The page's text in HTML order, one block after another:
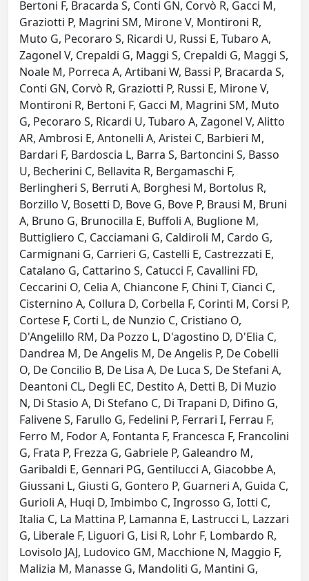
Bertoni F, Bracarda S, Conti GN, Corvò R, Gacci M,
Graziotti P, Magrini SM, Mirone V, Montironi R,
Muto G, Pecoraro S, Ricardi U, Russi E, Tubaro A,
Zagonel V, Crepaldi G, Maggi S, Crepaldi G, Maggi S,
Noale M, Porreca A, Artibani W, Bassi P, Bracarda S,
Conti GN, Corvò R, Graziotti P, Russi E, Mirone V,
Montironi R, Bertoni F, Gacci M, Magrini SM, Muto
G, Pecoraro S, Ricardi U, Tubaro A, Zagonel V, Alitto
AR, Ambrosi E, Antonelli A, Aristei C, Barbieri M,
Bardari F, Bardoscia L, Barra S, Bartoncini S, Basso
U, Becherini C, Bellavita R, Bergamaschi F,
Berlingheri S, Berruti A, Borghesi M, Bortolus R,
Borzillo V, Bosetti D, Bove G, Bove P, Brausi M, Bruni
A, Bruno G, Brunocilla E, Buffoli A, Buglione M,
Buttigliero C, Cacciamani G, Caldiroli M, Cardo G,
Carmignani G, Carrieri G, Castelli E, Castrezzati E,
Catalano G, Cattarino S, Catucci F, Cavallini FD,
Ceccarini O, Celia A, Chiancone F, Chini T, Cianci C,
Cisternino A, Collura D, Corbella F, Corinti M, Corsi P,
Cortese F, Corti L, de Nunzio C, Cristiano O,
D'Angelillo RM, Da Pozzo L, D'agostino D, D'Elia C,
Dandrea M, De Angelis M, De Angelis P, De Cobelli
O, De Concilio B, De Lisa A, De Luca S, De Stefani A,
Deantoni CL, Degli EC, Destito A, Detti B, Di Muzio
N, Di Stasio A, Di Stefano C, Di Trapani D, Difino G,
Falivene S, Farullo G, Fedelini P, Ferrari I, Ferrau F,
Ferro M, Fodor A, Fontanta F, Francesca F, Francolini
G, Frata P, Frezza G, Gabriele P, Galeandro M,
Garibaldi E, Gennari PG, Gentilucci A, Giacobbe A,
Giussani L, Giusti G, Gontero P, Guarneri A, Guida C,
Gurioli A, Huqi D, Imbimbo C, Ingrosso G, Iotti C,
Italia C, La Mattina P, Lamanna E, Lastrucci L, Lazzari
G, Liberale F, Liguori G, Lisi R, Lohr F, Lombardo R,
Lovisolo JAJ, Ludovico GM, Macchione N, Maggio F,
Malizia M, Manasse G, Mandoliti G, Mantini G,